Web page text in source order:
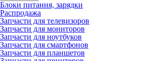
Блоки питания, зарядки
Распродажа
Запчасти для телевизоров
Запчасти для мониторов
Запчасти для ноутбуков
Запчасти для смартфонов
Запчасти для планшетов